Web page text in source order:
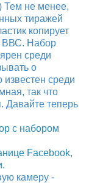
Тем не менее,
тиражей
копирует
ВВС. Набор
среди
о
среди
так что
Давайте теперь
с набором
Facebook,
.
камеру -